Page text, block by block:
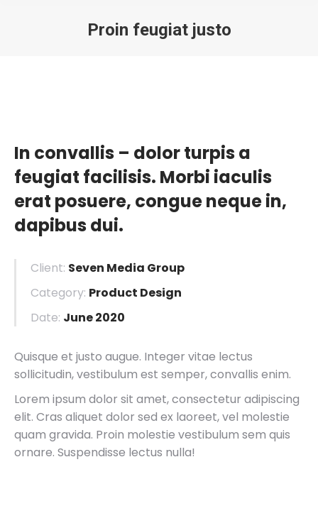
Proin feugiat justo
In convallis – dolor turpis a
feugiat facilisis. Morbi iaculis
erat posuere, congue neque in,
dapibus dui.
Client: Seven Media Group
Category: Product Design
Date: June 2020
Quisque et justo augue. Integer vitae lectus
sollicitudin, vestibulum est semper, convallis enim.
Lorem ipsum dolor sit amet, consectetur adipiscing
elit. Cras aliquet dolor sed ex laoreet, vel molestie
quam gravida. Proin molestie vestibulum sem quis
ornare. Suspendisse lectus nulla!